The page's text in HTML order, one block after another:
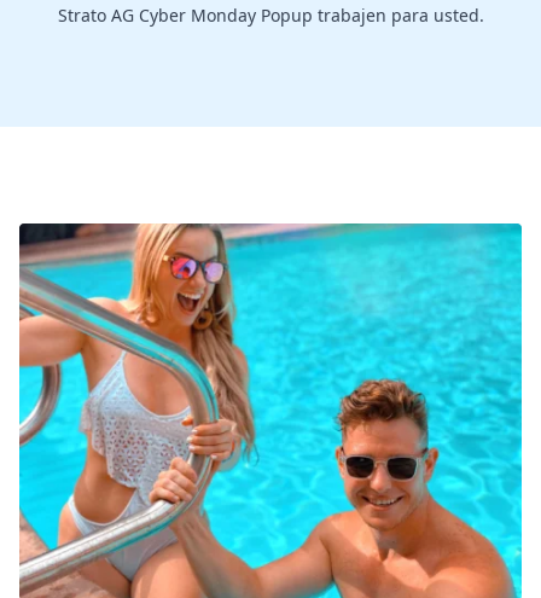
Strato AG Cyber Monday Popup trabajen para usted.